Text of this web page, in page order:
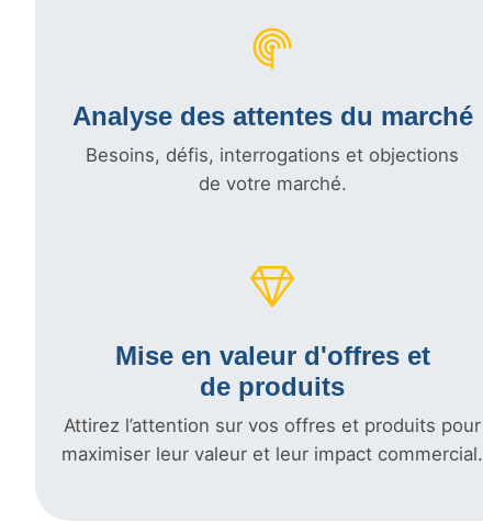
Analyse des attentes du marché
Besoins, défis, interrogations et objections
de votre marché.
Mise en valeur d'offres et
de produits
Attirez l’attention sur vos offres et produits pour
maximiser leur valeur et leur impact commercial.